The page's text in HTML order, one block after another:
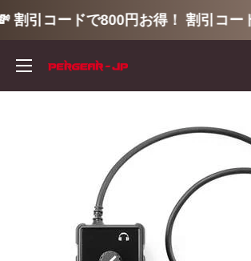
引コードで800円お得！ 割引コード:
テ